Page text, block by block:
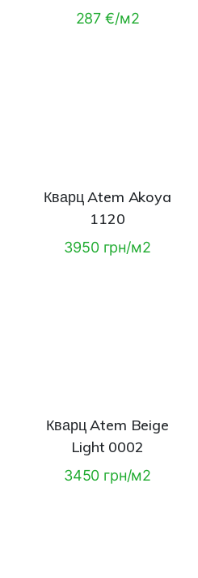
287 €/м2
Кварц Atem Akoya
1120
3950 грн/м2
Кварц Atem Beige
Light 0002
3450 грн/м2